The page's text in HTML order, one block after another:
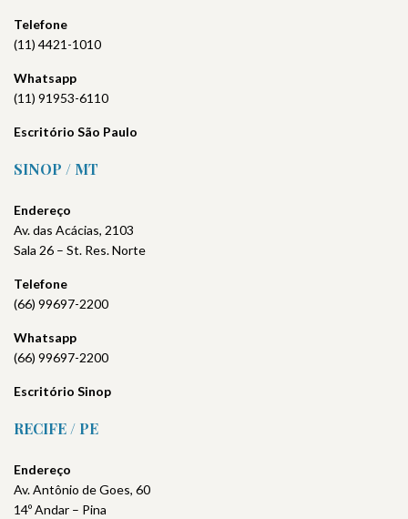
Telefone
(11) 4421-1010
Whatsapp
(11) 91953-6110
Escritório São Paulo
SINOP / MT
Endereço
Av. das Acácias, 2103
Sala 26 – St. Res. Norte
Telefone
(66) 99697-2200
Whatsapp
(66) 99697-2200
Escritório Sinop
RECIFE / PE
Endereço
Av. Antônio de Goes, 60
14º Andar – Pina